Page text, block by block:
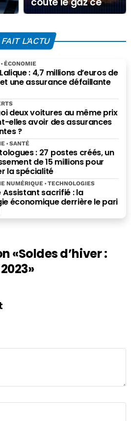
Mardi 10 février
FAIT L'ACTU
: 4,7 millions d’euros de
une assurance défaillante
ÉCONOMIE
deux voitures au même prix
elles avoir des assurances
?
: 27 postes créés, un
de 15 millions pour
la spécialité
SANTÉ
Assistant sacrifié : la
économique derrière le pari
NUMÉRIQUE TECHNOLOGIES
«Soldes d’hiver :